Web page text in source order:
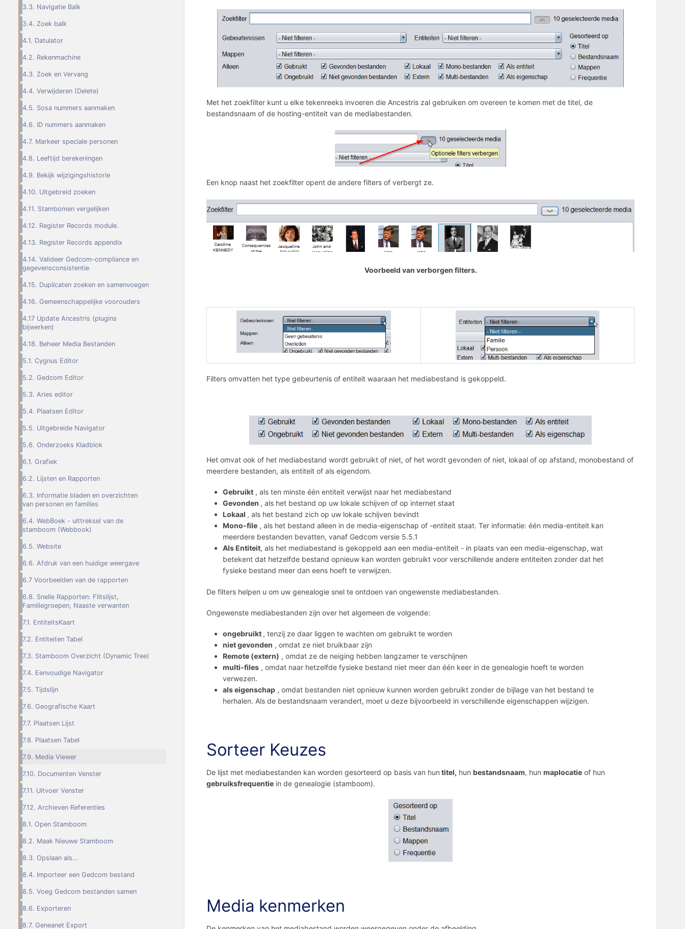
3.3. Navigatie Balk
3.4. Zoek balk
4.1. Datulator
4.2. Rekenmachine
4.3. Zoek en Vervang
4.4. Verwijderen (Delete)
4.5. Sosa nummers aanmaken
4.6. ID nummers aanmaken
4.7. Markeer speciale personen
4.8. Leeftijd berekeningen
4.9. Bekijk wijzigingshistorie
4.10. Uitgebreid zoeken
4.11. Stambomen vergelijken
4.12. Register Records module.
4.13. Register Records appendix
4.14. Valideer Gedcom-compliance en
gegevensconsistentie
4.15. Duplicaten zoeken en samenvoegen
4.16. Gemeenschappelijke voorouders
4.17 Update Ancestris (plugins
bijwerken)
4.18. Beheer Media Bestanden
5.1. Cygnus Editor
5.2. Gedcom Editor
5.3. Aries editor
5.4. Plaatsen Editor
5.5. Uitgebreide Navigator
5.6. Onderzoeks Kladblok
6.1. Grafiek
6.2. Lijsten en Rapporten
6.3. Informatie bladen en overzichten
van personen en families
6.4. WebBoek - uittreksel van de
stamboom (Webbook)
6.5. Website
6.6. Afdruk van een huidige weergave
6.7 Voorbeelden van de rapporten
6.8. Snelle Rapporten: Flitslijst,
Familiegroepen, Naaste verwanten
7.1. EntiteitsKaart
7.2. Entiteiten Tabel
7.3. Stamboom Overzicht (Dynamic Tree)
7.4. Eenvoudige Navigator
7.5. Tijdslijn
7.6. Geografische Kaart
7.7. Plaatsen Lijst
7.8. Plaatsen Tabel
7.9. Media Viewer
7.10. Documenten Venster
7.11. Uitvoer Venster
7.12. Archieven Referenties
8.1. Open Stamboom
8.2. Maak Nieuwe Stamboom
8.3. Opslaan als…
8.4. Importeer een Gedcom bestand
8.5. Voeg Gedcom bestanden samen
8.6. Exporteren
8.7. Geneanet Export
Met het zoekfilter kunt u elke tekenreeks invoeren die Ancestris zal gebruiken om overeen te komen met de titel, de
bestandsnaam of de hosting-entiteit van de mediabestanden.
Een knop naast het zoekfilter opent de andere filters of verbergt ze.
Voorbeeld van verborgen filters.
Filters omvatten het type gebeurtenis of entiteit waaraan het mediabestand is gekoppeld.
Het omvat ook of het mediabestand wordt gebruikt of niet, of het wordt gevonden of niet, lokaal of op afstand, monobestand of
meerdere bestanden, als entiteit of als eigendom.
Gebruikt , als ten minste één entiteit verwijst naar het mediabestand
Gevonden , als het bestand op uw lokale schijven of op internet staat
Lokaal , als het bestand zich op uw lokale schijven bevindt
Mono-file , als het bestand alleen in de media-eigenschap of -entiteit staat. Ter informatie: één media-entiteit kan
meerdere bestanden bevatten, vanaf Gedcom versie 5.5.1
Als Entiteit, als het mediabestand is gekoppeld aan een media-entiteit - in plaats van een media-eigenschap, wat
betekent dat hetzelfde bestand opnieuw kan worden gebruikt voor verschillende andere entiteiten zonder dat het
fysieke bestand meer dan eens hoeft te verwijzen.
De filters helpen u om uw genealogie snel te ontdoen van ongewenste mediabestanden.
Ongewenste mediabestanden zijn over het algemeen de volgende:
ongebruikt , tenzij ze daar liggen te wachten om gebruikt te worden
niet gevonden , omdat ze niet bruikbaar zijn
Remote (extern) , omdat ze de neiging hebben langzamer te verschijnen
multi-files , omdat naar hetzelfde fysieke bestand niet meer dan één keer in de genealogie hoeft te worden
verwezen.
als eigenschap , omdat bestanden niet opnieuw kunnen worden gebruikt zonder de bijlage van het bestand te
herhalen. Als de bestandsnaam verandert, moet u deze bijvoorbeeld in verschillende eigenschappen wijzigen.
Sorteer Keuzes
De lijst met mediabestanden kan worden gesorteerd op basis van hun titel, hun bestandsnaam, hun maplocatie of hun
gebruiksfrequentie in de genealogie (stamboom).
Media kenmerken